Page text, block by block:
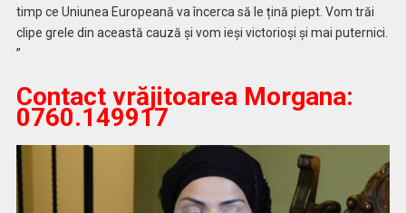
timp ce Uniunea Europeană va încerca să le țină piept. Vom trăi
clipe grele din această cauză și vom ieși victorioși și mai puternici.
”
Contact vrăjitoarea Morgana:
0760.149917